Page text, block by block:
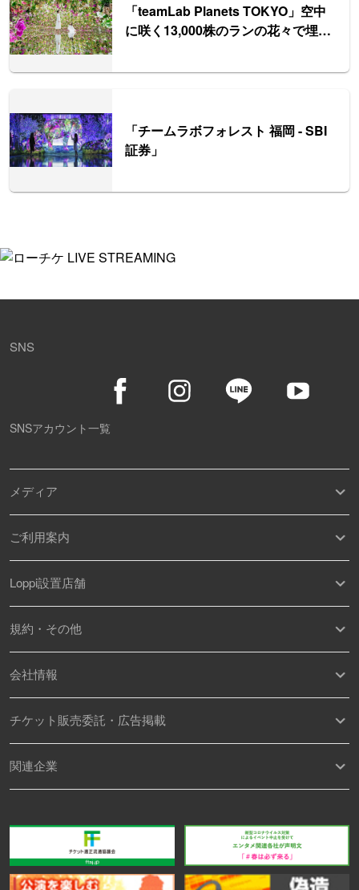
「teamLab Planets TOKYO」空中
に咲く13,000株のランの花々で埋め
「チームラボフォレスト 福岡 - SBI
証券」
SNS
SNSアカウント一覧
メディア
ご利用案内
Loppi設置店舗
規約・その他
会社情報
チケット販売委託・広告掲載
関連企業